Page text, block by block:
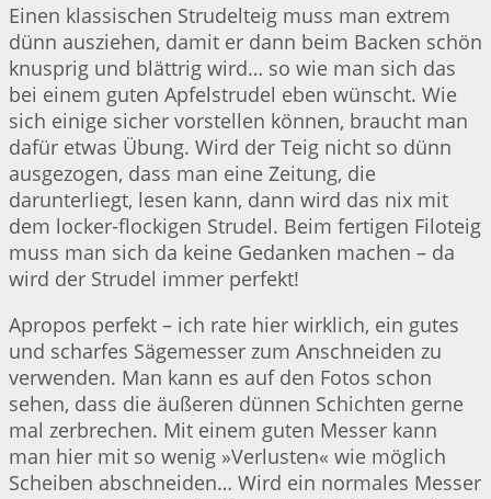
Einen klassischen Strudelteig muss man extrem
dünn ausziehen, damit er dann beim Backen schön
knusprig und blättrig wird… so wie man sich das
bei einem guten Apfelstrudel eben wünscht. Wie
sich einige sicher vorstellen können, braucht man
dafür etwas Übung. Wird der Teig nicht so dünn
ausgezogen, dass man eine Zeitung, die
darunterliegt, lesen kann, dann wird das nix mit
dem locker-flockigen Strudel. Beim fertigen Filoteig
muss man sich da keine Gedanken machen – da
wird der Strudel immer perfekt!
Apropos perfekt – ich rate hier wirklich, ein gutes
und scharfes Sägemesser zum Anschneiden zu
verwenden. Man kann es auf den Fotos schon
sehen, dass die äußeren dünnen Schichten gerne
mal zerbrechen. Mit einem guten Messer kann
man hier mit so wenig »Verlusten« wie möglich
Scheiben abschneiden… Wird ein normales Messer